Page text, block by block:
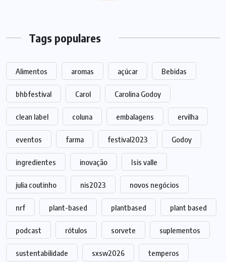
Tags populares
Alimentos aromas açúcar Bebidas
bhbfestival Carol Carolina Godoy
clean label coluna embalagens ervilha
eventos farma festival2023 Godoy
ingredientes inovação Isis valle
julia coutinho nis2023 novos negócios
nrf plant-based plantbased plant based
podcast rótulos sorvete suplementos
sustentabilidade sxsw2026 temperos